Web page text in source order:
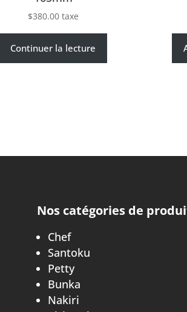
$380.00 taxe
Continuer la lecture
Nos catégories de
Chef
Santoku
Petty
Bunka
Nakiri